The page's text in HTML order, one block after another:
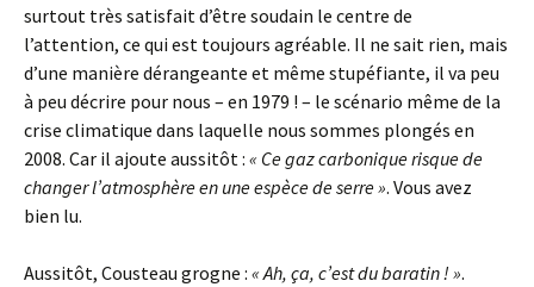
surtout très satisfait d’être soudain le centre de
l’attention, ce qui est toujours agréable. Il ne sait rien, mais
d’une manière dérangeante et même stupéfiante, il va peu
à peu décrire pour nous – en 1979 ! – le scénario même de la
crise climatique dans laquelle nous sommes plongés en
2008. Car il ajoute aussitôt : « Ce gaz carbonique risque de
changer l’atmosphère en une espèce de serre ». Vous avez
bien lu.
Aussitôt, Cousteau grogne : « Ah, ça, c’est du baratin ! ».